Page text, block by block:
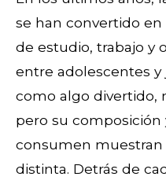
se han convertido
de estudio, trabajo y
entre adolescentes y
como algo divertido,
pero su
consumen
distinta. Detrás de